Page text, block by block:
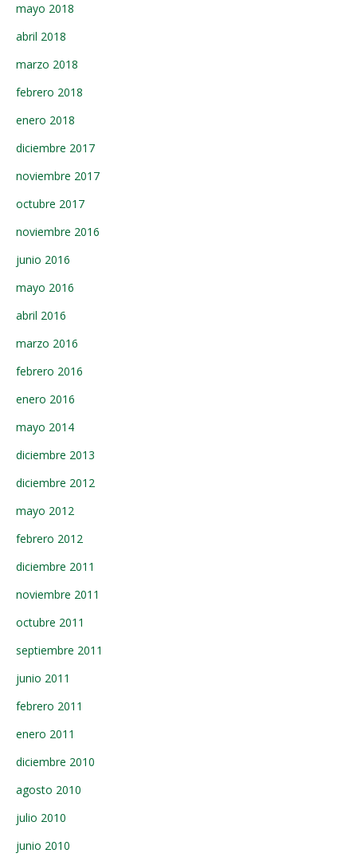
mayo 2018
abril 2018
marzo 2018
febrero 2018
enero 2018
diciembre 2017
noviembre 2017
octubre 2017
noviembre 2016
junio 2016
mayo 2016
abril 2016
marzo 2016
febrero 2016
enero 2016
mayo 2014
diciembre 2013
diciembre 2012
mayo 2012
febrero 2012
diciembre 2011
noviembre 2011
octubre 2011
septiembre 2011
junio 2011
febrero 2011
enero 2011
diciembre 2010
agosto 2010
julio 2010
junio 2010